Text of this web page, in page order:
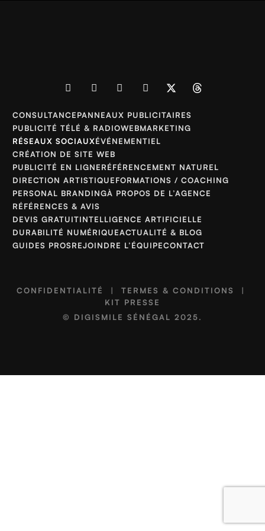
CONSULTANCEPANNEAUX PUBLICITAIRES
PUBLICITÉ TÉLÉ & RADIOWEBMARKETING
RÉSEAUX SOCIAUXÉVÉNEMENTIEL
CRÉATION DE SITE WEB
PUBLICITÉ EN LIGNERÉFÉRENCEMENT NATUREL
DIRECTION ARTISTIQUEFORMATIONS / COACHING
PERSONAL BRANDINGÀ PROPOS DE L’AGENCE
RÉFÉRENCES & AVIS
DEVIS GRATUITINTELLIGENCE ARTIFICIELLE
DURABILITÉ NUMÉRIQUEACTUALITÉ & BLOG
GUIDES PROSREJOINDRE L’ÉQUIPECONTACT
CONFIDENTIALITÉ | TERMES & CONDITIONS
|
KIT PRESSE
© DIGISMILE SÉNÉGAL 2025.